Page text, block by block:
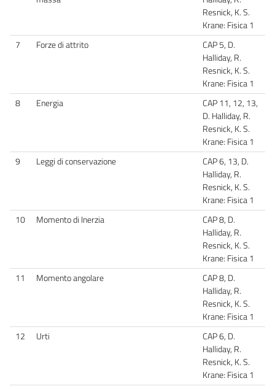
Resnick, K. S.
Krane: Fisica 1
7
Forze di attrito
CAP 5, D.
Halliday, R.
Resnick, K. S.
Krane: Fisica 1
8
Energia
CAP 11, 12, 13,
D. Halliday, R.
Resnick, K. S.
Krane: Fisica 1
9
Leggi di conservazione
CAP 6, 13, D.
Halliday, R.
Resnick, K. S.
Krane: Fisica 1
10
Momento di Inerzia
CAP 8, D.
Halliday, R.
Resnick, K. S.
Krane: Fisica 1
11
Momento angolare
CAP 8, D.
Halliday, R.
Resnick, K. S.
Krane: Fisica 1
12
Urti
CAP 6, D.
Halliday, R.
Resnick, K. S.
Krane: Fisica 1